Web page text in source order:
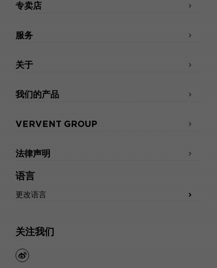
语言
更改语言
关注我们
weibo
专卖店
服务
关于
我们的产品
VERVENT GROUP
法律声明